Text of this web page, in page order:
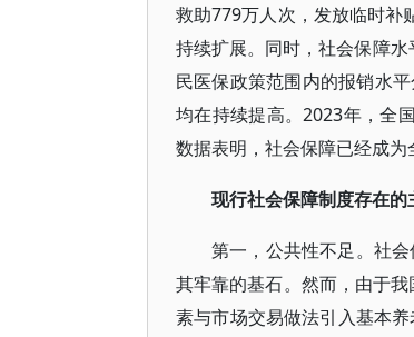
救助779万人次，发放临时补
持续扩展。同时，社会保障
民医保政策范围内的报销水
均在持续提高。2023年，全
数据表明，社会保障已经成为
现行社会保障制度存在的
第一，公共性不足。社
其牢靠的基石。然而，由于
素与市场交易做法引入基本